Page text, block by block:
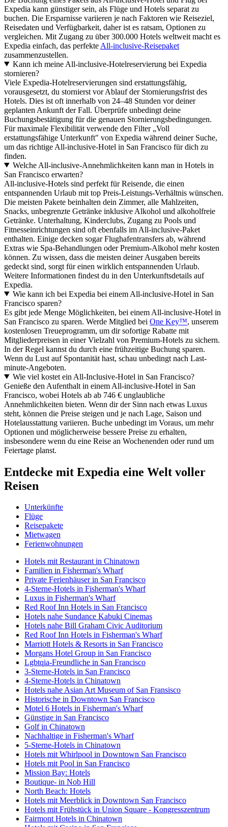
Expedia kann günstiger sein, als Flüge und Hotels separat zu
buchen. Die Ersparnisse variieren je nach Faktoren wie Reiseziel,
Reisedaten und Verfügbarkeit, daher ist es ratsam, Optionen zu
vergleichen. Mit Zugang zu über 300.000 Hotels weltweit macht es
Expedia einfach, das perfekte All-inclusive-Reisepaket
zusammenzustellen.
Kann ich meine All-inclusive-Hotelreservierung bei Expedia
stornieren?
Viele Expedia-Hotelreservierungen sind erstattungsfähig,
vorausgesetzt, du stornierst vor Ablauf der Stornierungsfrist des
Hotels. Dies ist oft innerhalb von 24–48 Stunden vor deiner
geplanten Ankunft der Fall. Überprüfe unbedingt deine
Buchungsbestätigung für die genauen Stornierungsbedingungen.
Für maximale Flexibilität verwende den Filter „Voll
erstattungsfähige Unterkunft" von Expedia während deiner Suche,
um das richtige All-inclusive-Hotel in San Francisco für dich zu
finden.
Welche All-inclusive-Annehmlichkeiten kann man in Hotels in
San Francisco erwarten?
All-inclusive-Hotels sind perfekt für Reisende, die einen
entspannenden Urlaub mit top Preis-Leistungs-Verhältnis wünschen.
Die meisten Pakete beinhalten dein Zimmer, alle Mahlzeiten,
Snacks, unbegrenzte Getränke inklusive Alkohol und alkoholfreie
Getränke. Unterhaltung, Kinderclubs, Zugang zu Pools und
Fitnesseinrichtungen sind oft ebenfalls im All-inclusive-Paket
enthalten. Einige decken sogar Flughafentransfers ab, während
Extras wie Spa-Behandlungen oder Premium-Alkohol mehr kosten
können. Zu wissen, dass die meisten deiner Ausgaben bereits
gedeckt sind, sorgt für einen wirklich entspannenden Urlaub.
Weitere Informationen findest du in den Unterkunftsdetails auf
Expedia.
Wie kann ich bei Expedia bei einem All-inclusive-Hotel in San
Francisco sparen?
Es gibt jede Menge Möglichkeiten, bei einem All-inclusive-Hotel in
San Francisco zu sparen. Werde Mitglied bei One Key™, unserem
kostenlosen Treueprogramm, um dir sofortige Rabatte mit
Mitgliederpreisen in einer Vielzahl von Premium-Hotels zu sichern.
In der Regel kannst du durch eine frühzeitige Buchung sparen.
Wenn du Lust auf Spontanität hast, schau unbedingt nach Last-
minute-Angeboten.
Wie viel kostet ein All-Inclusive-Hotel in San Francisco?
Genieße den Aufenthalt in einem All-inclusive-Hotel in San
Francisco, wobei Hotels ab ab 746 € unglaubliche
Annehmlichkeiten bieten. Wenn dir der Sinn nach etwas Luxus
steht, können die Preise steigen und je nach Lage, Saison und
Hotelausstattung variieren. Buche unbedingt im Voraus, um mehr
Optionen und möglicherweise bessere Preise zu erhalten,
insbesondere wenn du eine Reise an Wochenenden oder rund um
Feiertage planst.
Entdecke mit Expedia eine Welt voller
Reisen
Unterkünfte
Flüge
Reisepakete
Mietwagen
Ferienwohnungen
Hotels mit Restaurant in Chinatown
Familien in Fisherman's Wharf
Private Ferienhäuser in San Francisco
4-Sterne-Hotels in Fisherman's Wharf
Luxus in Fisherman's Wharf
Red Roof Inn Hotels in San Francisco
Hotels nahe Sundance Kabuki Cinemas
Hotels nahe Bill Graham Civic Auditorium
Red Roof Inn Hotels in Fisherman's Wharf
Marriott Hotels & Resorts in San Francisco
Morgans Hotel Group in San Francisco
Lgbtqia-Freundliche in San Francisco
3-Sterne-Hotels in San Francisco
4-Sterne-Hotels in Chinatown
Hotels nahe Asian Art Museum of San Fransisco
Historische in Downtown San Francisco
Motel 6 Hotels in Fisherman's Wharf
Günstige in San Francisco
Golf in Chinatown
Nachhaltige in Fisherman's Wharf
5-Sterne-Hotels in Chinatown
Hotels mit Whirlpool in Downtown San Francisco
Hotels mit Pool in San Francisco
Mission Bay: Hotels
Boutique- in Nob Hill
North Beach: Hotels
Hotels mit Meerblick in Downtown San Francisco
Hotels mit Frühstück in Union Square - Kongresszentrum
Fairmont Hotels in Chinatown